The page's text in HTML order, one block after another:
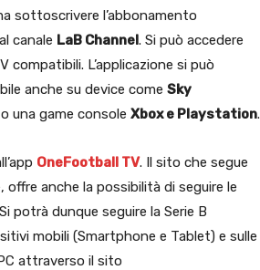
sottoscrivere l’abbonamento
canale LaB Channel. Si può accedere
L’applicazione si può
anche su device come Sky
o una game console Xbox e Playstation.
OneFootball TV. Il sito che segue
anche la possibilità di seguire le
potrà dunque seguire la Serie B
mobili (Smartphone e Tablet) e sulle
attraverso il sito